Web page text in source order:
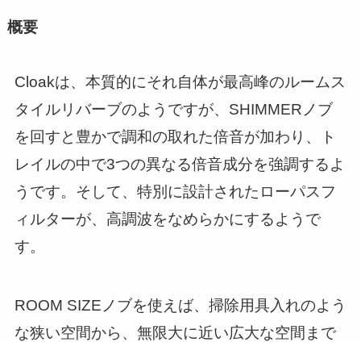
概要
Cloakは、本質的にそれ自体が最高峰のルームス
タイルリバーブのようですが、SHIMMERノブ
を回すと豊かで調和の取れた倍音が加わり、ト
レイルの中で3つの異なる倍音成分を強調するよ
うです。そして、特別に設計されたローパスフ
ィルターが、高調波をなめらかにするようで
す。
ROOM SIZEノブを使えば、掃除用具入れのよう
な狭い空間から、無限大に近い広大な空間まで